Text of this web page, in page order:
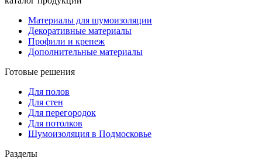
Материалы для шумоизоляции
Декоративные материалы
Профили и крепеж
Дополнительные материалы
Готовые решения
Для полов
Для стен
Для перегородок
Для потолков
Шумоизоляция в Подмосковье
Разделы